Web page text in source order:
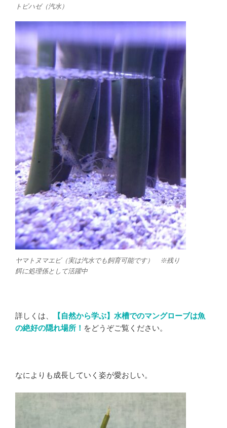
トビハゼ（汽水）
ヤマトヌマエビ（実は汽水でも飼育可能です） ※残り
餌に処理係として活躍中
詳しくは、
【自然から学ぶ】水槽でのマングローブは魚
の絶好の隠れ場所！ をどうぞご覧ください。
なによりも成長していく姿が愛おしい。